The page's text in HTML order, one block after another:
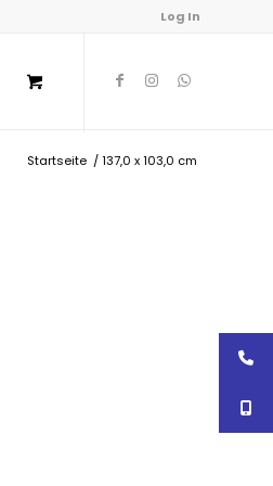
Log In
Startseite /137,0 x 103,0 cm